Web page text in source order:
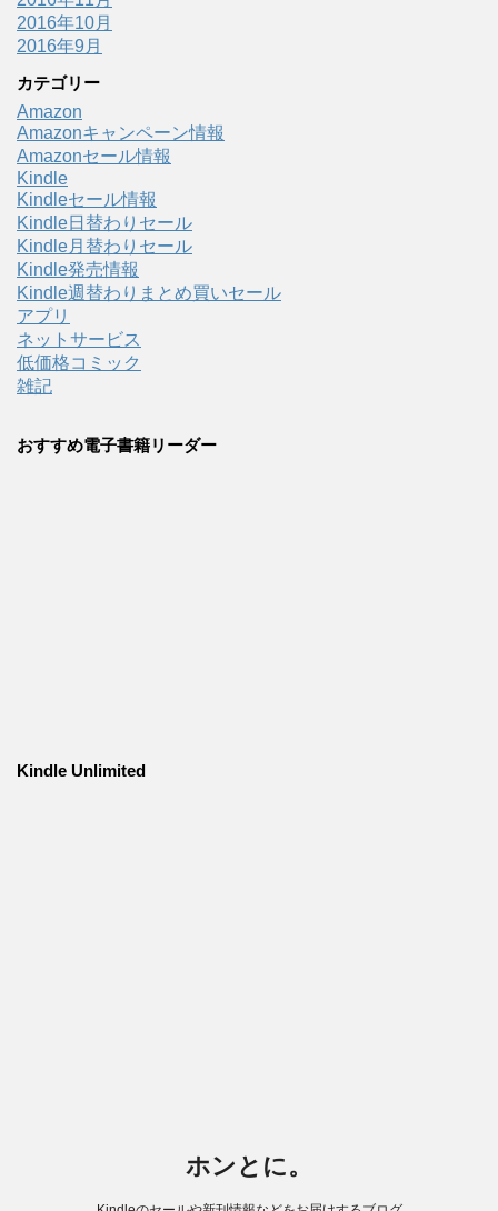
2016年10月
2016年9月
カテゴリー
Amazon
Amazonキャンペーン情報
Amazonセール情報
Kindle
Kindleセール情報
Kindle日替わりセール
Kindle月替わりセール
Kindle発売情報
Kindle週替わりまとめ買いセール
アプリ
ネットサービス
低価格コミック
雑記
おすすめ電子書籍リーダー
Kindle Unlimited
ホンとに。